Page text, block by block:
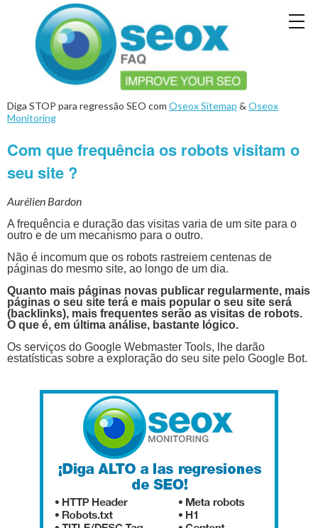
Diga STOP para regressão SEO com Oseox Sitemap & Oseox
Monitoring
Com que frequência os robots visitam o
seu site ?
Aurélien Bardon
A frequência e duração das visitas varia de um site para o
outro e de um mecanismo para o outro.
Não é incomum que os robots rastreiem centenas de
páginas do mesmo site, ao longo de um dia.
Quanto mais páginas novas publicar regularmente, mais
páginas o seu site terá e mais popular o seu site será
(backlinks), mais frequentes serão as visitas de robots.
O que é, em última análise, bastante lógico.
Os serviços do Google Webmaster Tools, lhe darão
estatísticas sobre a exploração do seu site pelo Google Bot.